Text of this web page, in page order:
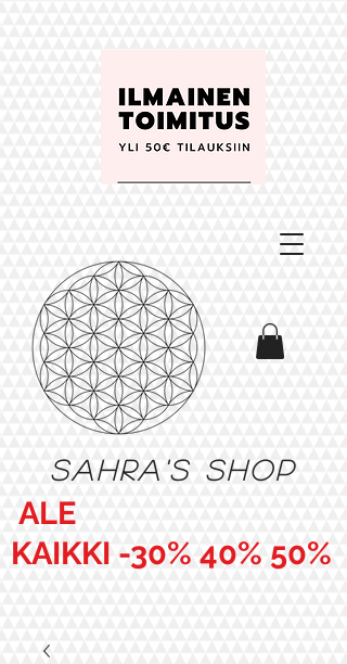
Sahra's shop
ALE
KAIKKI -30% 40% 50%